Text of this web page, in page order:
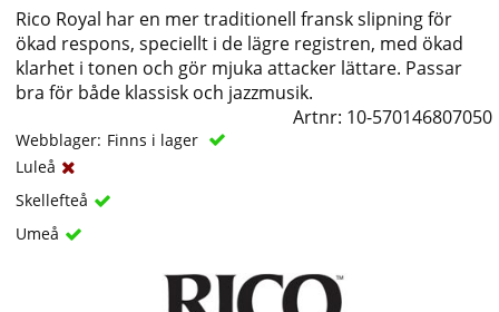
Rico Royal har en mer traditionell fransk slipning för
ökad respons,speciellt i de lägre registren, med ökad
klarhet i tonen och gör mjuka attacker lättare. Passar
bra för både klassisk och jazzmusik.
Artnr: 10-570146807050
Webblager: Finns i lager
Luleå
Skellefteå
Umeå